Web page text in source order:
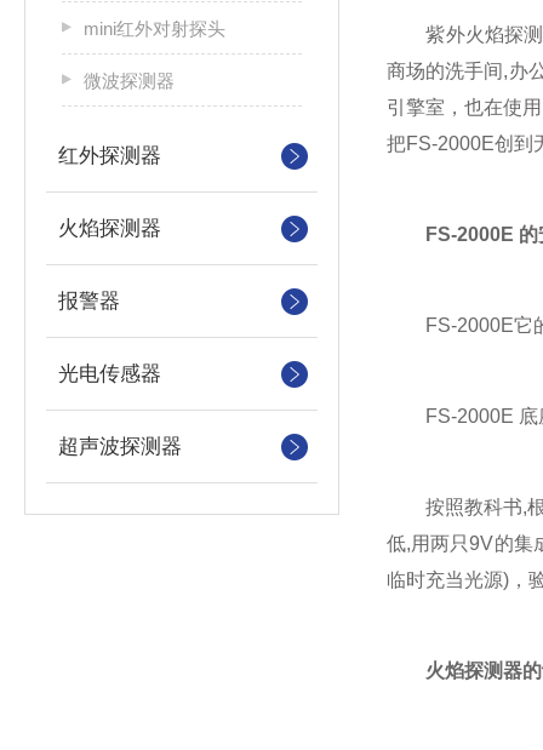
mini红外对射探头
微波探测器
红外探测器
火焰探测器
报警器
光电传感器
超声波探测器
紫外火焰探测
商场的洗手间,办
引擎室，也在使
把FS-2000E创到
FS-2000E
FS-2000E它的
FS-2000E 底座
按照教科书,根
低,用两只9V的集
临时充当光源)，
火焰探测器